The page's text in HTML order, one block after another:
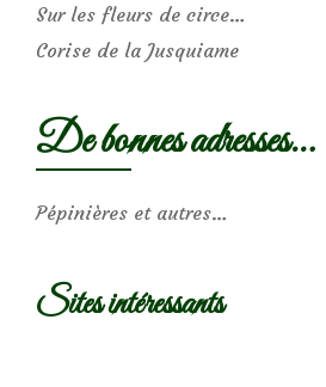
Sur les fleurs de circe…
Corise de la Jusquiame
De bonnes adresses…
Pépinières et autres…
Sites intéressants